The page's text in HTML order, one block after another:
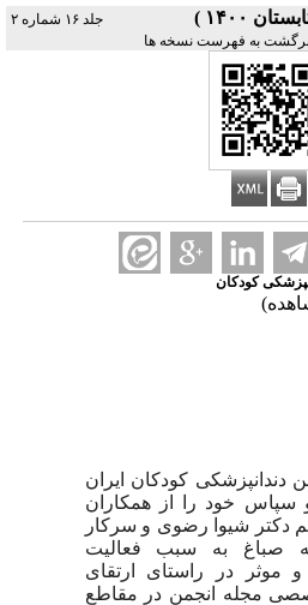
جلد ۱۶ شماره ۲
به فهرست نسخه ها
کودکان
دندانپزشکی کودکان ایران
سپاس خود را از همکاران
دکتر شیوا رضوی و سرکار
صباغ به سبب فعالیت
و موثر در راستای ارتقای
مجله انجمن در مقاطع